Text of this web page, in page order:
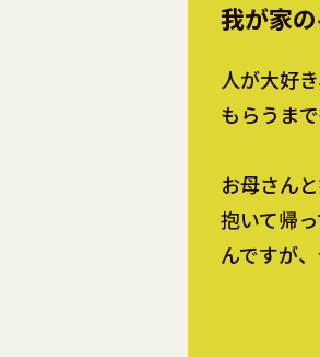
我が家
人が大好
もらうま
お母さん
抱いて帰
んですが